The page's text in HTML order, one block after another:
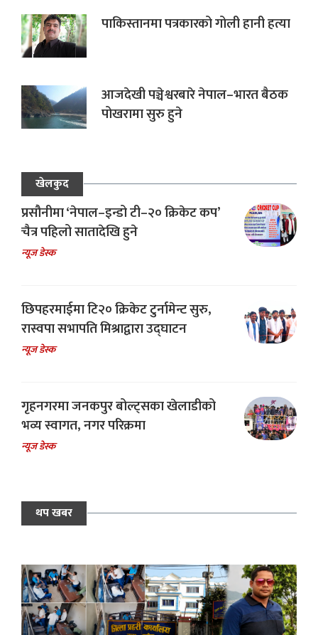
पाकिस्तानमा पत्रकारको गोली हानी हत्या
आजदेखी पञ्चेश्वरबारे नेपाल–भारत बैठक
पोखरामा सुरु हुने
खेलकुद
प्रसौनीमा ‘नेपाल–इन्डो टी–२० क्रिकेट कप’
चैत्र पहिलो सातादेखि हुने
न्यूज डेस्क
छिपहरमाईमा टि२० क्रिकेट टुर्नामेन्ट सुरु,
रास्वपा सभापति मिश्राद्वारा उद्घाटन
न्यूज डेस्क
गृहनगरमा जनकपुर बोल्ट्सका खेलाडीको
भव्य स्वागत, नगर परिक्रमा
न्यूज डेस्क
थप खबर